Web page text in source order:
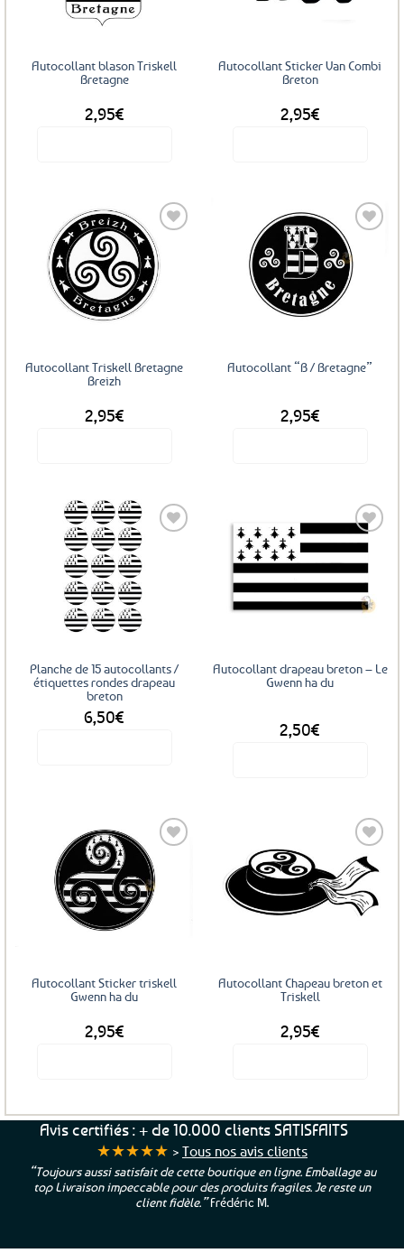
Autocollant blason Triskell
Bretagne
2,95€
Autocollant Sticker Van Combi
Breton
2,95€
Ajouter
favoris
Autocollant Triskell Bretagne
Breizh
2,95€
Ajouter
Autocollant “B / Bretagne”
2,95€
Planche de 15 autocollants /
étiquettes rondes drapeau
breton
6,50€
Ajouter
aux
favoris
Autocollant drapeau breton – Le
Gwenn ha du
2,50€
variations.
Les
options
sur
Ajouter
Autocollant Sticker triskell
Gwenn ha du
2,95€
Ajouter
aux
favoris
Autocollant Chapeau breton et
Triskell
2,95€
Avis certifiés : + de 10.000 clients SATISFAITS
★★★★★ > Tous nos avis clients
“Toujours aussi satisfait de cette boutique en ligne. Emballage au
top Livraison impeccable pour des produits fragiles. Je reste un
client fidèle.”Frédéric M.